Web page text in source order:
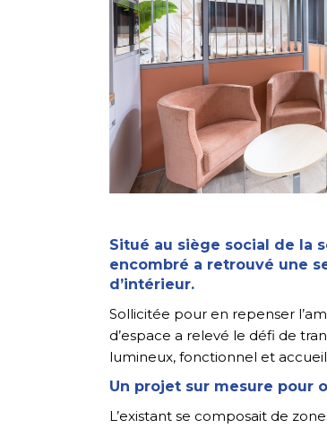
Situé au siège social de la
encombré a retrouvé une
d’intérieur.
Sollicitée pour en repenser
d’espace a relevé le défi de
lumineux, fonctionnel et
Un projet sur mesure pour
L’existant se composait de